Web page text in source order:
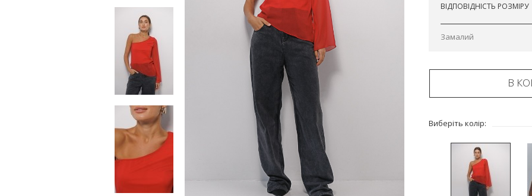
ВІДПОВІДНІСТЬ РОЗМІРУ
Замалий
В
Виберіть колір: